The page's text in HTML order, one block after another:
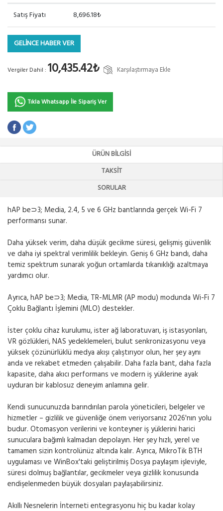
Satış Fiyatı 8,696.18₺
GELİNCE HABER VER
Vergiler Dahil : 10,435.42₺ Karşılaştırmaya Ekle
Tıkla Whatsapp İle Sipariş Ver
ÜRÜN BILGISI
TAKSIT
SORULAR
hAP be⊃3; Media, 2.4, 5 ve 6 GHz bantlarında gerçek Wi-Fi 7
performansı sunar.
Daha yüksek verim, daha düşük gecikme süresi, gelişmiş güvenlik
ve daha iyi spektral verimlilik bekleyin. Geniş 6 GHz bandı, daha
temiz spektrum sunarak yoğun ortamlarda tıkanıklığı azaltmaya
yardımcı olur.
Ayrıca, hAP ​​be⊃3; Media, TR-MLMR (AP modu) modunda Wi-Fi 7
Çoklu Bağlantı İşlemini (MLO) destekler.
İster çoklu cihaz kurulumu, ister ağ laboratuvarı, iş istasyonları,
VR gözlükleri, NAS yedeklemeleri, bulut senkronizasyonu veya
yüksek çözünürlüklü medya akışı çalıştırıyor olun, her şey aynı
anda ve rekabet etmeden çalışabilir. Daha fazla bant, daha fazla
kapasite, daha akıcı performans ve modern iş yüklerine ayak
uyduran bir kablosuz deneyim anlamına gelir.
Kendi sunucunuzda barındırılan parola yöneticileri, belgeler ve
hizmetler – gizlilik ve güvenliğe önem veriyorsanız 2026'nın yolu
budur. Otomasyon verilerini ve konteyner iş yüklerini harici
sunuculara bağımlı kalmadan depolayın. Her şey hızlı, yerel ve
tamamen sizin kontrolünüz altında kalır. Ayrıca, MikroTik BTH
uygulaması ve WinBox'taki geliştirilmiş Dosya paylaşım işleviyle,
süresi dolmuş bağlantılar, gecikmeler veya gizlilik konusunda
endişelenmeden büyük dosyaları paylaşabilirsiniz.
Akıllı Nesnelerin İnterneti entegrasyonu hiç bu kadar kolay